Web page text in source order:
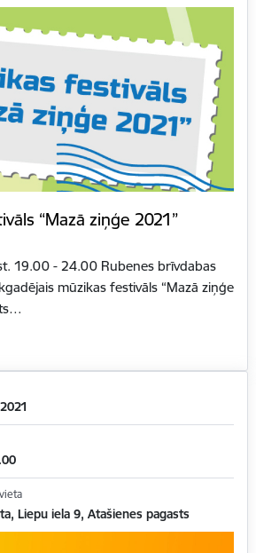
“Mazā ziņģe 2021”
19.00 - 24.00 Rubenes brīvdabas
mūzikas festivāls “Mazā ziņģe
Liepu iela 9, Atašienes pagasts